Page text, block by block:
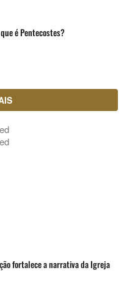
é Pentecostes?
fortalece a narrativa da Igreja